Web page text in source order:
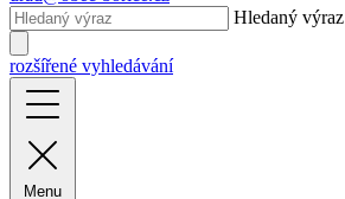
Hledaný výraz
rozšířené vyhledávání
Menu